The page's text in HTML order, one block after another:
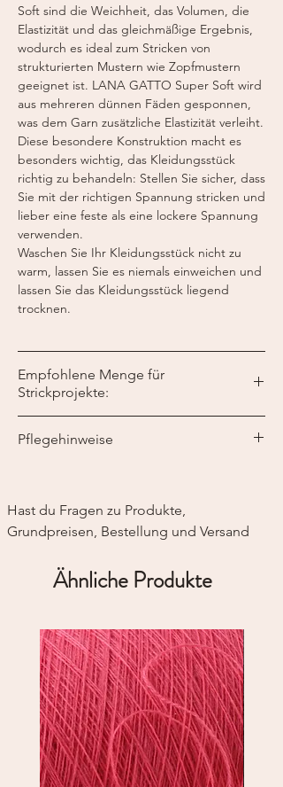
Soft sind die Weichheit, das Volumen, die
Elastizität und das gleichmäßige Ergebnis,
wodurch es ideal zum Stricken von
strukturierten Mustern wie Zopfmustern
geeignet ist. LANA GATTO Super Soft wird
aus mehreren dünnen Fäden gesponnen,
was dem Garn zusätzliche Elastizität verleiht.
Diese besondere Konstruktion macht es
besonders wichtig, das Kleidungsstück
richtig zu behandeln: Stellen Sie sicher, dass
Sie mit der richtigen Spannung stricken und
lieber eine feste als eine lockere Spannung
verwenden.
Waschen Sie Ihr Kleidungsstück nicht zu
warm, lassen Sie es niemals einweichen und
lassen Sie das Kleidungsstück liegend
trocknen.
Empfohlene Menge für
Strickprojekte:
Reihen
Pflegehinweise
Liegend trocknen
Hast du Fragen zu Produkte,
Grundpreisen, Bestellung und Versand
Ähnliche Produkte